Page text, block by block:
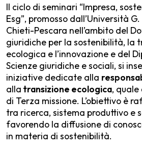
Il ciclo di seminari “Impresa,
Esg”, promosso dall’Università G.
Chieti-Pescara nell’ambito del
giuridiche per la sostenibilità, la
ecologica e l’innovazione e del
Scienze giuridiche e sociali, si
iniziative dedicate alla
alla transizione ecologica,
di Terza missione. L’obiettivo è
tra ricerca, sistema produttivo e
favorendo la diffusione di
in materia di sostenibilità.